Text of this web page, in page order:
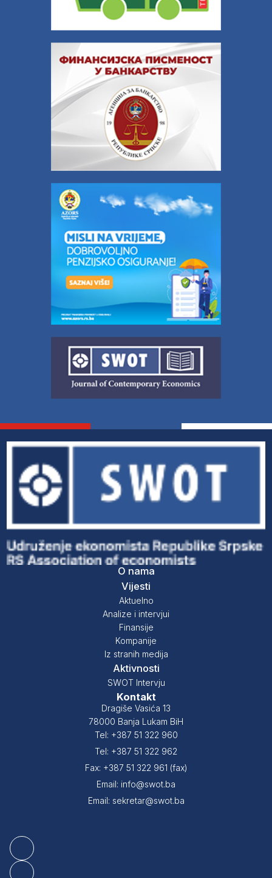
O nama
Vijesti
Aktuelno
Analize i intervjui
Finansije
Kompanije
Iz stranih medija
Aktivnosti
SWOT Intervju
Kontakt
Dragiše Vasića 13
78000 Banja Lukam BiH
Tel: +387 51 322 960
Tel: +387 51 322 962
Fax: +387 51 322 961 (fax)
Email: info@swot.ba
Email: sekretar@swot.ba